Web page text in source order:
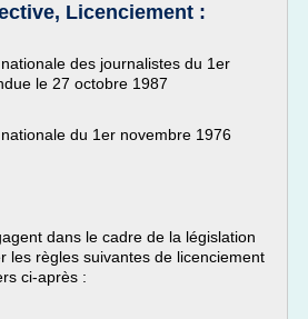
Licenciement :
des journalistes du 1er
le 27 octobre 1987
du 1er novembre 1976
dans le cadre de la législation
les règles suivantes de licenciement
ci-après :